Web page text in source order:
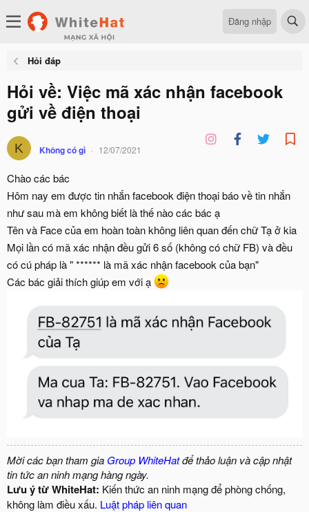
Đăng nhập
Hỏi đáp
Hỏi về: Việc mã xác nhận facebook
gửi về điện thoại
K Không có gì 12/07/2021
Chào các bác
Hôm nay em được tin nhắn facebook điện thoại báo về tin nhắn
như sau mà em không biết là thế nào các bác ạ
Tên và Face của em hoàn toàn không liên quan đến chữ Tạ ở kia
Mọi lần có mã xác nhận đều gửi 6 số (không có chữ FB) và đều
có cú pháp là " ****** là mã xác nhận facebook của bạn"
Các bác giải thích giúp em với ạ
Mời các bạn tham gia Group WhiteHatđể thảo luận và cập nhật
tin tức an ninh mạng hàng ngày.
Lưu ý từ WhiteHat: Kiến thức an ninh mạng để phòng chống,
không làm điều xấu. Luật pháp liên quan